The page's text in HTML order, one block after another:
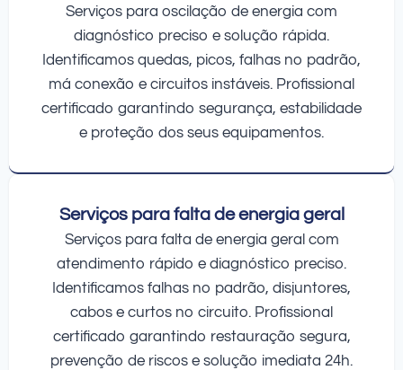
Serviços para oscilação de energia com
diagnóstico preciso e solução rápida.
Identificamos quedas, picos, falhas no padrão,
má conexão e circuitos instáveis. Profissional
certificado garantindo segurança, estabilidade
e proteção dos seus equipamentos.
Serviços para falta de energia geral
Serviços para falta de energia geral com
atendimento rápido e diagnóstico preciso.
Identificamos falhas no padrão, disjuntores,
cabos e curtos no circuito. Profissional
certificado garantindo restauração segura,
prevenção de riscos e solução imediata 24h.